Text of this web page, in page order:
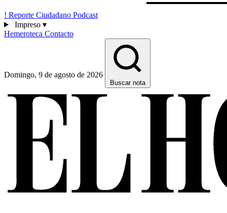
! Reporte Ciudadano Podcast
Impreso ▾
Hemeroteca Contacto
Domingo, 9 de agosto de 2026
Buscar nota